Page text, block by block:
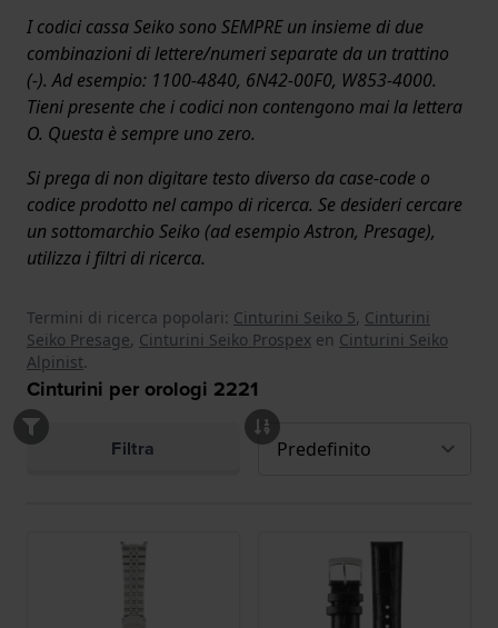
I codici cassa Seiko sono SEMPRE un insieme di due
combinazioni di lettere/numeri separate da un trattino
(-). Ad esempio: 1100-4840, 6N42-00F0, W853-4000.
Tieni presente che i codici non contengono mai la lettera
O. Questa è sempre uno zero.
Si prega di non digitare testo diverso da case-code o
codice prodotto nel campo di ricerca. Se desideri cercare
un sottomarchio Seiko (ad esempio Astron, Presage),
utilizza i filtri di ricerca.
Termini di ricerca popolari: Cinturini Seiko 5, Cinturini
Seiko Presage, Cinturini Seiko Prospex en Cinturini Seiko
Alpinist.
Cinturini per orologi 2221
Filtra